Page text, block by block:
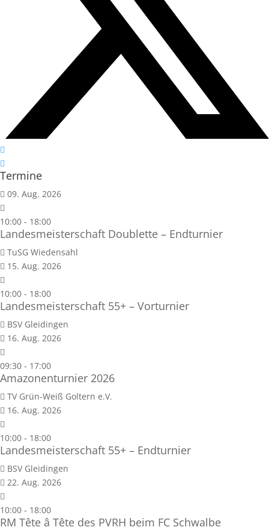
Termine
09. Aug. 2026
10:00 - 18:00
Landesmeisterschaft Doublette – Endturnier
TuSG Wiedensahl
15. Aug. 2026
10:00 - 18:00
Landesmeisterschaft 55+ – Vorturnier
BSV Gleidingen
16. Aug. 2026
09:30 - 17:00
Amazonenturnier 2026
TV Grün-Weiß Goltern e.V.
16. Aug. 2026
10:00 - 18:00
Landesmeisterschaft 55+ – Endturnier
BSV Gleidingen
22. Aug. 2026
10:00 - 18:00
RM Tête â Tête des PVRH beim FC Schwalbe